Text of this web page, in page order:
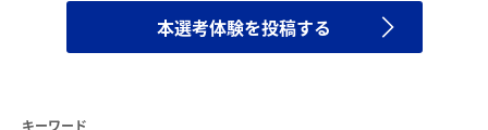
本選考体験を投稿する
キーワード